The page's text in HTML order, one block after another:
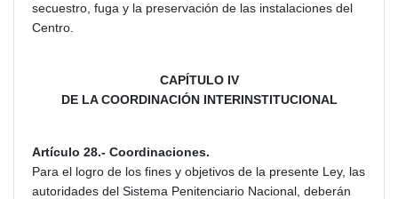
secuestro, fuga y la preservación de las instalaciones del
Centro.
CAPÍTULO IV
DE LA COORDINACIÓN INTERINSTITUCIONAL
Artículo 28.- Coordinaciones.
Para el logro de los fines y objetivos de la presente Ley, las
autoridades del Sistema Penitenciario Nacional, deberán